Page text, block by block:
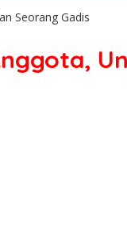
Seorang Gadis